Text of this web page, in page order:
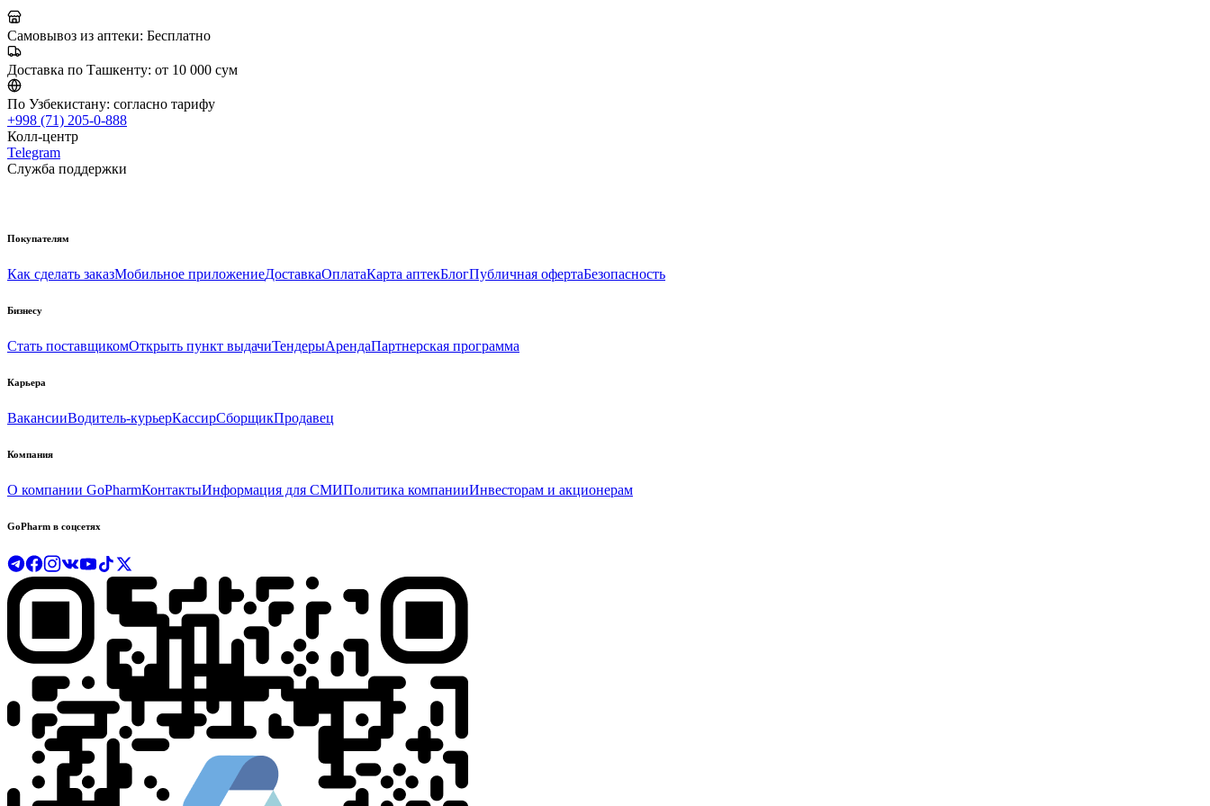
Самовывоз из аптеки: Бесплатно
Доставка по Ташкенту: от 10 000 сум
По Узбекистану: согласно тарифу
+998 (71) 205-0-888
Колл-центр
Telegram
Служба поддержки
Покупателям
Как сделать заказМобильное приложениеДоставкаОплатаКарта аптекБлогПубличная офертаБезопасность
Бизнесу
Стать поставщикомОткрыть пункт выдачиТендерыАрендаПартнерская программа
Карьера
ВакансииВодитель-курьерКассирСборщикПродавец
Компания
О компании GoPharmКонтактыИнформация для СМИПолитика компанииИнвесторам и акционерам
GoPharm в соцсетях